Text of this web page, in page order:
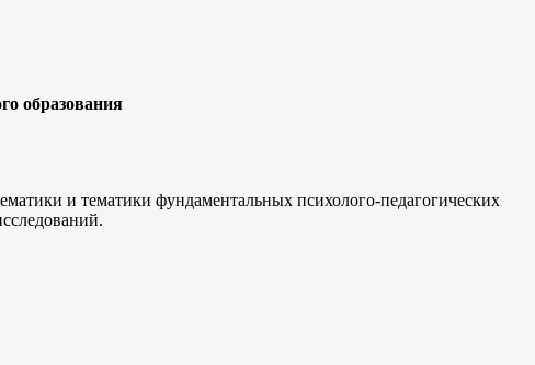
образования
и тематики фундаментальных психолого-педагогических